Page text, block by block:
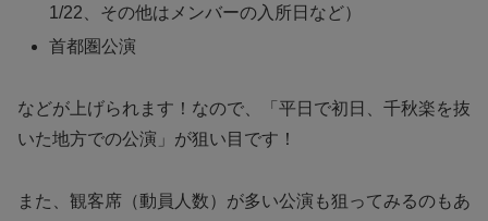
1/22、その他はメンバーの入所日など）
首都圏公演
などが上げられます！なので、「平日で初日、千秋楽を抜
いた地方での公演」が狙い目です！
また、観客席（動員人数）が多い公演も狙ってみるのもあ